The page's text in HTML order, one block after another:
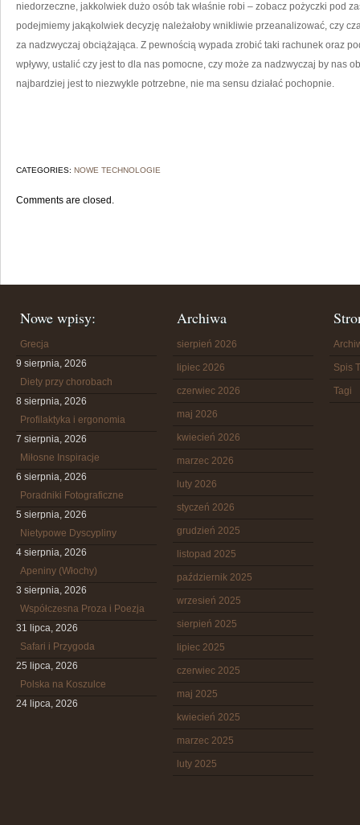
niedorzeczne, jakkolwiek dużo osób tak właśnie robi – zobacz pożyczki pod
podejmiemy jakąkolwiek decyzję należałoby wnikliwie przeanalizować, czy
za nadzwyczaj obciążająca. Z pewnością wypada zrobić taki rachunek oraz
wpływy, ustalić czy jest to dla nas pomocne, czy może za nadzwyczaj by nas
najbardziej jest to niezwykle potrzebne, nie ma sensu działać pochopnie.
CATEGORIES: NOWE TECHNOLOGIE
Comments are closed.
Nowe wpisy:
Grecja
9 sierpnia, 2026
Diety przy chorobach
8 sierpnia, 2026
Profilaktyka i ergonomia
7 sierpnia, 2026
Miłosne Inspiracje
6 sierpnia, 2026
Poradniki Fotograficzne
5 sierpnia, 2026
Nietypowe Dyscypliny
4 sierpnia, 2026
Apeniny (Włochy)
3 sierpnia, 2026
Współczesna Proza i Poezja
31 lipca, 2026
Safari i Przygoda
25 lipca, 2026
Polska na Koszulce
24 lipca, 2026
Archiwa
sierpień 2026
lipiec 2026
czerwiec 2026
maj 2026
kwiecień 2026
marzec 2026
luty 2026
styczeń 2026
grudzień 2025
listopad 2025
październik 2025
wrzesień 2025
sierpień 2025
lipiec 2025
czerwiec 2025
maj 2025
kwiecień 2025
marzec 2025
luty 2025
Spis
Tagi